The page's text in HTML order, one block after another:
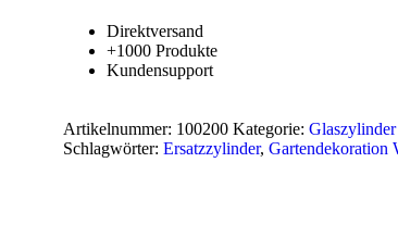
Direktversand
+1000 Produkte
Kundensupport
Artikelnummer: 100200 Kategorie:
Schlagwörter: Ersatzzylinder, Gartendekoration